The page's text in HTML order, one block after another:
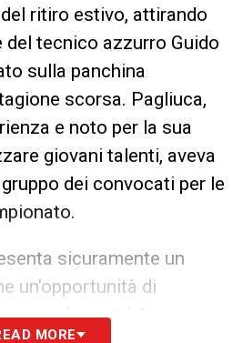
ritiro estivo, attirando
del tecnico azzurro Guido
sulla panchina
scorsa. Pagliuca,
e noto per la sua
giovani talenti, aveva
dei convocati per le
sicuramente un
un’opportunità di
che potrà lavorare
MORE